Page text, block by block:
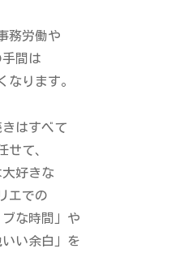
務労働や
間は
なります。
はすべて
せて、
大好きな
エでの
な時間」や
いい余白」を